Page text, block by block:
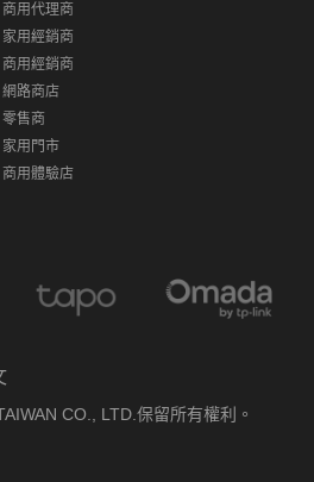
商用代理商
家用經銷商
商用經銷商
網路商店
零售商
家用門市
商用體驗店
CO., LTD.保留所有權利。